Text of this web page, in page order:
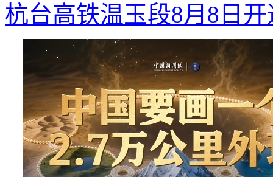
杭台高铁温玉段8月8日